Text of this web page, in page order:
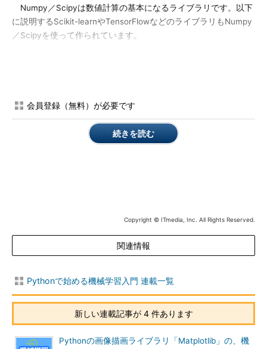
Numpy／Scipyは数値計算の基本になるライブラリです。以下
に説明するScikit-learnやTensorFlowなどのライブラリもNumpy
／Scipyを使って作られています。
では共通して必要になる機能を提供しています。Scipyは、疎行
列とその演算、積分、補間、統計処理、フーリエ変換、信号処
その境界を考えずに、「Numpy／Scipy」とまとめて書くことに
します。
学習をする場合、Numpy／Scipyを使った複雑な数値計算のスキ
ルは必ずしも必要ありませんが、ライブラリに入力するためのデ
ータ形式がNumpy／Scipyによるものなので、最低限の操作方法
は知っておく必要があります。
散布図、グラフ、ヒストグラムなどを描くためのライブラリ
会員登録（無料）が必要です
続きを読む
Copyright © ITmedia, Inc. All Rights Reserved.
関連情報
Pythonで始める機械学習入門 連載一覧
新しい連載記事が 4 件あります
Pythonの画像描画ライブラリ「Matplotlib」の、機